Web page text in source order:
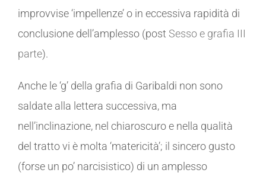
improvvise ‘impellenze’ o in eccessiva rapidità di
conclusione dell’amplesso (post Sesso e grafia III
parte).
Anche le ‘g’ della grafia di Garibaldi non sono
saldate alla lettera successiva, ma
nell’inclinazione, nel chiaroscuro e nella qualità
del tratto vi è molta ‘matericità’; il sincero gusto
(forse un po’ narcisistico) di un amplesso